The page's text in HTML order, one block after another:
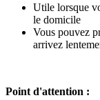
Utile lorsque
le domicile
Vous pouvez
arrivez
Point d'attention :